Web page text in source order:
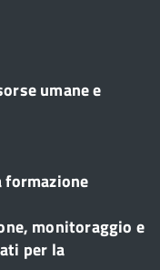
umane e
formazione
monitoraggio e
per la